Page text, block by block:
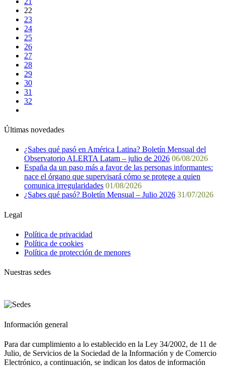
22
23
24
25
26
27
28
29
30
31
32
Últimas novedades
¿Sabes qué pasó en América Latina? Boletín Mensual del
Observatorio ALERTA Latam – julio de 2026 06/08/2026
España da un paso más a favor de las personas informantes:
nace el órgano que supervisará cómo se protege a quien
comunica irregularidades 01/08/2026
¿Sabes qué pasó? Boletín Mensual – Julio 2026 31/07/2026
Legal
Política de privacidad
Política de cookies
Política de protección de menores
Nuestras sedes
Información general
Para dar cumplimiento a lo establecido en la Ley 34/2002, de 11 de
Julio, de Servicios de la Sociedad de la Información y de Comercio
Electrónico, a continuación, se indican los datos de información